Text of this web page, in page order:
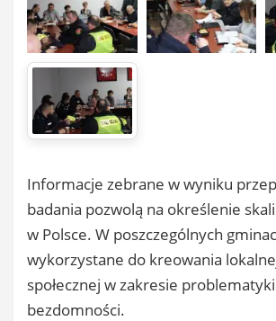
Informacje zebrane w wyniku
badania pozwolą na określenie
w Polsce. W poszczególnych
wykorzystane do kreowania
społecznej w zakresie problematyki
bezdomności.